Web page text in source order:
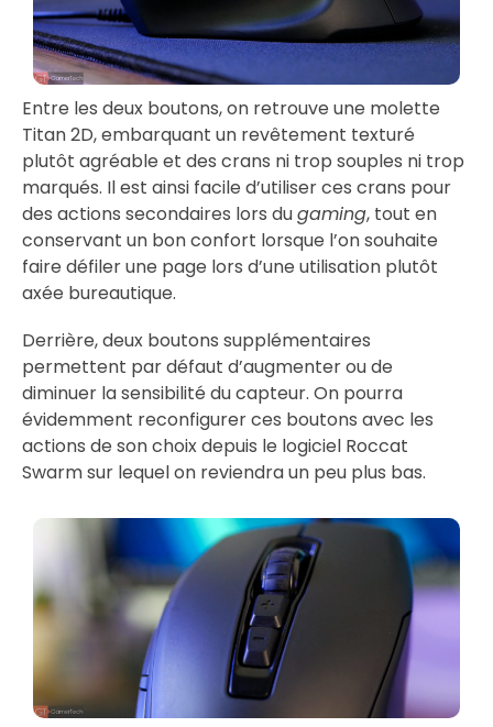
Entre les deux boutons, on retrouve une molette
Titan 2D, embarquant un revêtement texturé
plutôt agréable et des crans ni trop souples ni trop
marqués. Il est ainsi facile d’utiliser ces crans pour
des actions secondaires lors dugaming, tout en
conservant un bon confort lorsque l’on souhaite
faire défiler une page lors d’une utilisation plutôt
axée bureautique.
Derrière, deux boutons supplémentaires
permettent par défaut d’augmenter ou de
diminuer la sensibilité du capteur. On pourra
évidemment reconfigurer ces boutons avec les
actions de son choix depuis le logiciel Roccat
Swarm sur lequel on reviendra un peu plus bas.